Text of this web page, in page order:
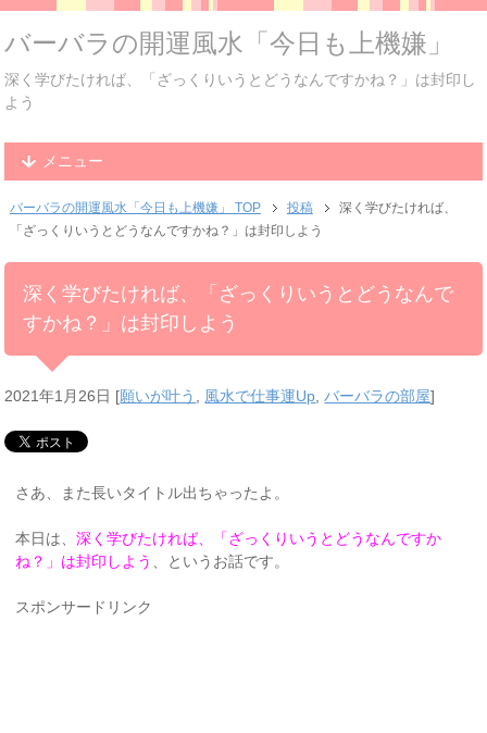
バーバラの開運風水「今日も上機嫌」
深く学びたければ、「ざっくりいうとどうなんですかね？」は封印し
よう
メニュー
バーバラの開運風水「今日も上機嫌」 TOP 投稿
深く学びたければ、
「ざっくりいうとどうなんですかね？」は封印しよう
深く学びたければ、「ざっくりいうとどうなんで
すかね？」は封印しよう
2021年1月26日 [願いが叶う , 風水で仕事運Up,バーバラの部屋]
さあ、また長いタイトル出ちゃったよ。
本日は、深く学びたければ、「ざっくりいうとどうなんですか
ね？」は封印しよう 、というお話です。
スポンサードリンク